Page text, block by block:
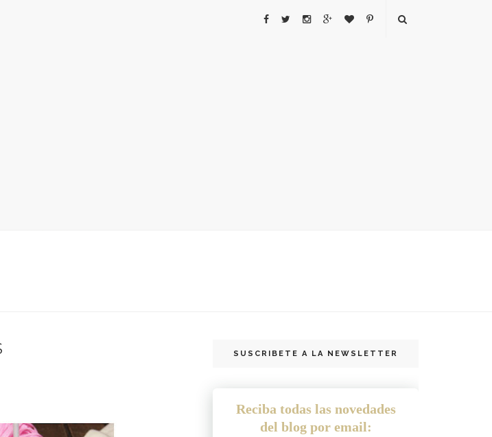
SUSCRIBETE A LA NEWSLETTER
Reciba todas las novedades
del blog por email: